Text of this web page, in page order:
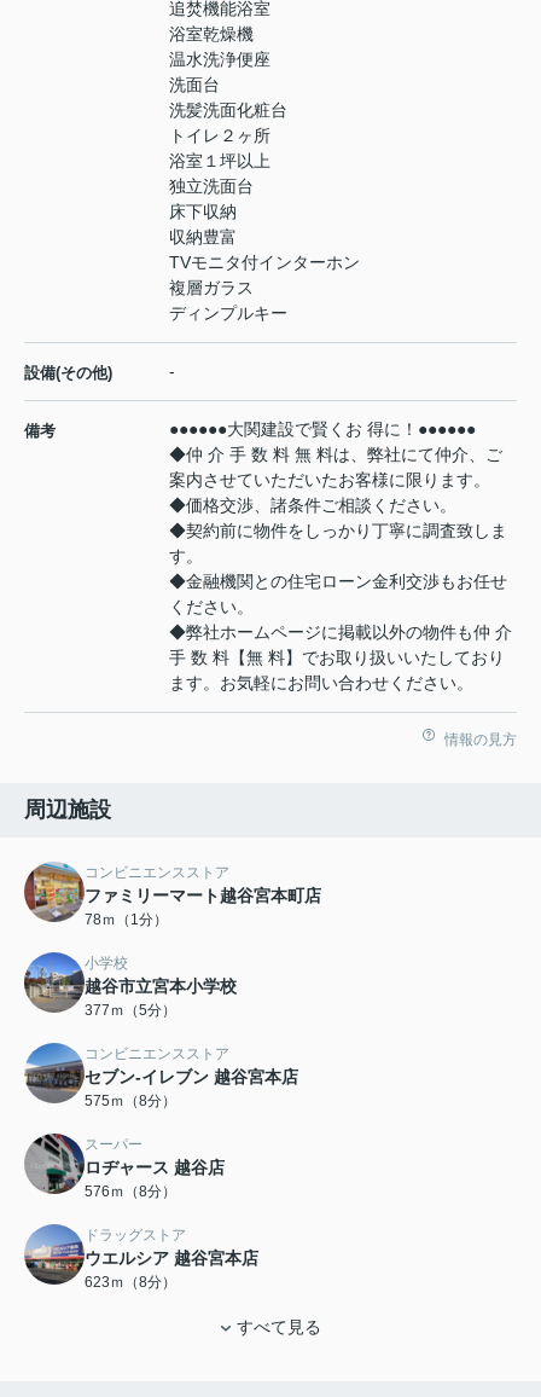
追焚機能浴室
浴室乾燥機
温水洗浄便座
洗面台
洗髪洗面化粧台
トイレ２ヶ所
浴室１坪以上
独立洗面台
床下収納
収納豊富
TVモニタ付インターホン
複層ガラス
ディンプルキー
設備(その他) -
備考
●●●●●●大関建設で賢くお 得に！●●●●●●
◆仲 介 手 数 料 無 料は、弊社にて仲介、ご
案内させていただいたお客様に限ります。
◆価格交渉、諸条件ご相談ください。
◆契約前に物件をしっかり丁寧に調査致しま
す。
◆金融機関との住宅ローン金利交渉もお任せ
ください。
◆弊社ホームページに掲載以外の物件も仲 介
手 数 料【無 料】でお取り扱いいたしており
ます。お気軽にお問い合わせください。
情報の見方
周辺施設
コンビニエンスストア
ファミリーマート越谷宮本町店
78ｍ（1分）
小学校
越谷市立宮本小学校
377ｍ（5分）
コンビニエンスストア
セブン‐イレブン 越谷宮本店
575ｍ（8分）
スーパー
ロヂャース 越谷店
576ｍ（8分）
ドラッグストア
ウエルシア 越谷宮本店
623ｍ（8分）
すべて見る